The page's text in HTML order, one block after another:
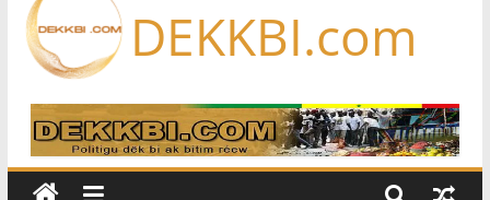
Bénin: Patrice Talon élu président
du Sénat, moins de trois mois
Pakistan et la Turquie signent un
accord de défense
RD Congo: Kinshasa interdit les
exportations de cuivre et de cobalt
DEKKBI.com